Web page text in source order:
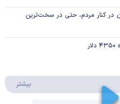
در کنار مردم، حتی در سخت‌ترین
بیشتر